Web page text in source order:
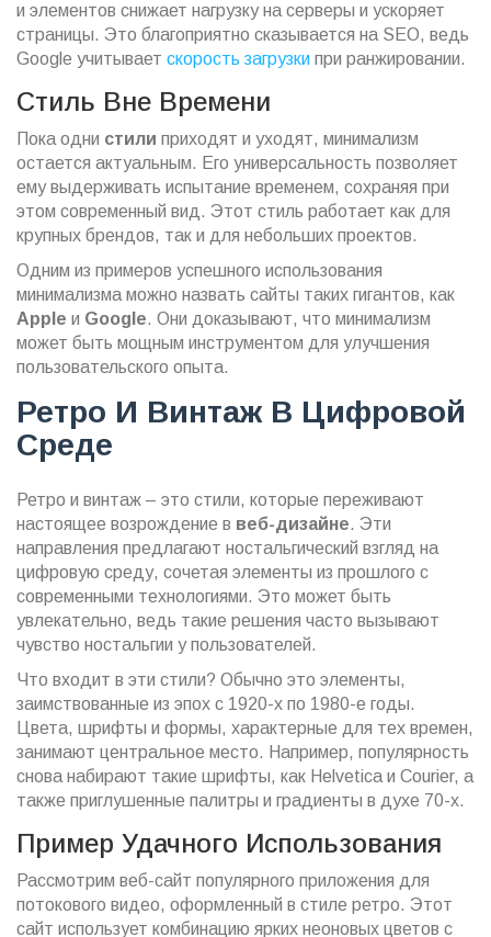
и элементов снижает нагрузку на серверы и ускоряет
страницы. Это благоприятно сказывается на SEO, ведь
Google учитывает скорость загрузки при ранжировании.
Стиль Вне Времени
Пока одни стили приходят и уходят, минимализм
остается актуальным. Его универсальность позволяет
ему выдерживать испытание временем, сохраняя при
этом современный вид. Этот стиль работает как для
крупных брендов, так и для небольших проектов.
Одним из примеров успешного использования
минимализма можно назвать сайты таких гигантов, как
Apple и Google. Они доказывают, что минимализм
может быть мощным инструментом для улучшения
пользовательского опыта.
Ретро И Винтаж В Цифровой
Среде
Ретро и винтаж – это стили, которые переживают
настоящее возрождение в веб-дизайне. Эти
направления предлагают ностальгический взгляд на
цифровую среду, сочетая элементы из прошлого с
современными технологиями. Это может быть
увлекательно, ведь такие решения часто вызывают
чувство ностальгии у пользователей.
Что входит в эти стили? Обычно это элементы,
заимствованные из эпох с 1920-х по 1980-е годы.
Цвета, шрифты и формы, характерные для тех времен,
занимают центральное место. Например, популярность
снова набирают такие шрифты, как Helvetica и Courier, а
также приглушенные палитры и градиенты в духе 70-х.
Пример Удачного Использования
Рассмотрим веб-сайт популярного приложения для
потокового видео, оформленный в стиле ретро. Этот
сайт использует комбинацию ярких неоновых цветов с